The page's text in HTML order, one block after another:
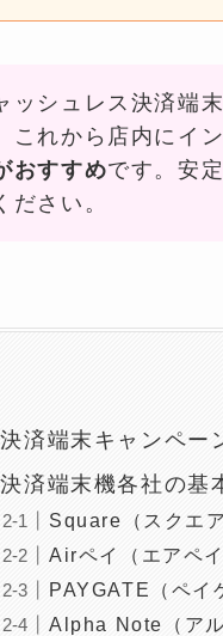
ッシュレス決済端
これから店内にイ
おすすめです。安
ださい。
決済端末キャンペー
決済端末機各社の基
Square（スクエア
Airペイ（エアペイ
PAYGATE（ペイ
Alpha Note（アル